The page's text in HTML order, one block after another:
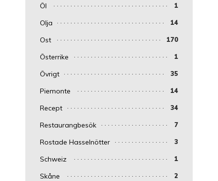
Öl 1
Olja 14
Ost 170
Österrike 1
Övrigt 35
Piemonte 14
Recept 34
Restaurangbesök 7
Rostade Hasselnötter 3
Schweiz 1
Skåne 2